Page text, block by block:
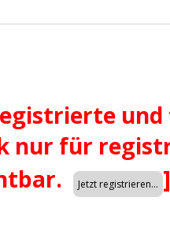
nur für
]